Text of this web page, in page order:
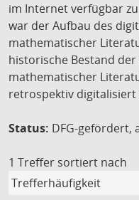
im Internet verfügbar
war der Aufbau des
mathematischer
historische Bestand der
mathematischer
retrospektiv digitalisiert
Status: DFG-gefördert,
1 Treffer sortiert nach